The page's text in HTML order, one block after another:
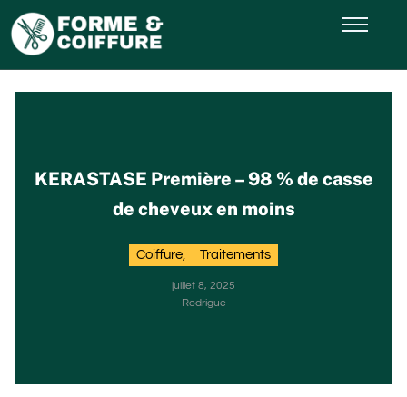
KERASTASE Première – 98 % de casse
de cheveux en moins
Coiffure, Traitements
juillet 8, 2025
Rodrigue